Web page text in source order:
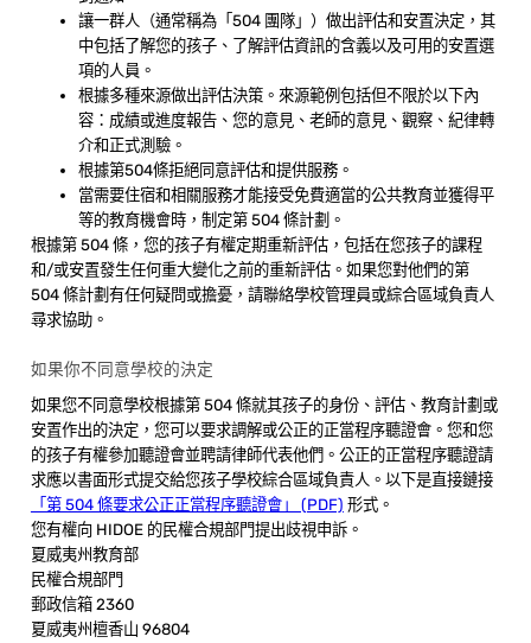
讓一群人（通常稱為「504 團隊」）做出評估和安置決定，其
中包括了解您的孩子、了解評估資訊的含義以及可用的安置選
項的人員。
根據多種來源做出評估決策。來源範例包括但不限於以下內
容：成績或進度報告、您的意見、老師的意見、觀察、紀律轉
介和正式測驗。
根據第504條拒絕同意評估和提供服務。
當需要住宿和相關服務才能接受免費適當的公共教育並獲得平
等的教育機會時，制定第 504 條計劃。
根據第 504 條，您的孩子有權定期重新評估，包括在您孩子的課程
和/或安置發生任何重大變化之前的重新評估。如果您對他們的第
504 條計劃有任何疑問或擔憂，請聯絡學校管理員或綜合區域負責人
尋求協助。
如果你不同意學校的決定
如果您不同意學校根據第 504 條就其孩子的身份、評估、教育計劃或
安置作出的決定，您可以要求調解或公正的正當程序聽證會。您和您
的孩子有權參加聽證會並聘請律師代表他們。公正的正當程序聽證請
求應以書面形式提交給您孩子學校綜合區域負責人。以下是直接鏈接
「第 504 條要求公正正當程序聽證會」 (PDF) 形式。
您有權向 HIDOE 的民權合規部門提出歧視申訴。
夏威夷州教育部
民權合規部門
郵政信箱 2360
夏威夷州檀香山 96804